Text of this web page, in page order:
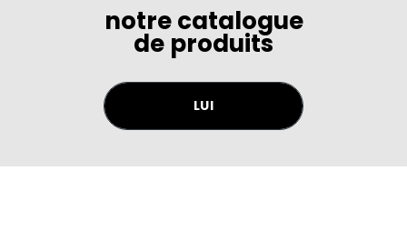
notre catalogue
de produits
LUI